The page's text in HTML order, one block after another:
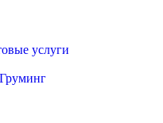
услуги
Груминг